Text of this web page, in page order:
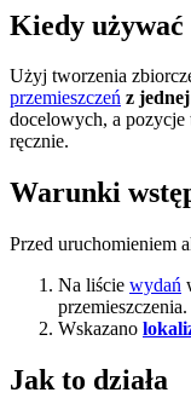
Kiedy używać
Użyj tworzenia
przemieszczeń z jednej
docelowych, a pozycje
ręcznie.
Warunki
Przed uruchomieniem
Na liście wydań
przemieszczenia.
Wskazano
Jak to działa